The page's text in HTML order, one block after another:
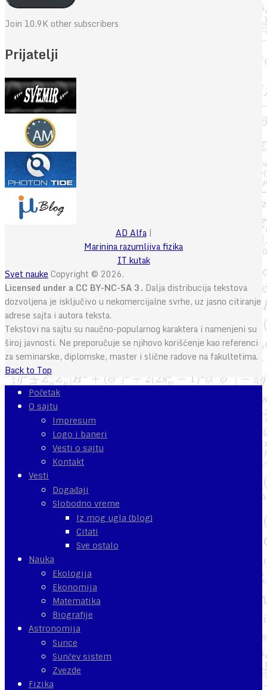
Join 10.9K other subscribers
Prijatelji
AD Alfa|
Marinina razumljiva fizika
IT kutak
Svet nauke Copyright © 2026.
Licensed under a CC BY-NC-SA 3. Dalja distribucija tekstova
dozvoljena je isključivo u nekomercijalne svrhe, uz jasno citiranje
adrese sajta i autora teksta.
Tekstovi na sajtu su naučno-popularnog karaktera i namenjeni su
široj javnosti. Ne preporučuje se njihovo korišćenje kao referenci
za seminarske, diplomske, master i slične radove na fakultetima.
Back to Top
Početak
O sajtu
Impresum
Logo i baneri
Vesti o sajtu
Kontakt
Vesti
Događaji
Slobodno vreme
Iz mog ugla (blog)
Citati
Sve ostalo
Nauka
Ekologija
Ekonomija
Matematika
Biografije
Astronomija
Sunce
Sunčev sistem
Zvezde
Fizika